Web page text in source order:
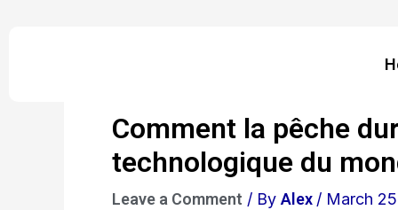
Comment la pêche
technologique du
Leave a Comment / By Alex / March